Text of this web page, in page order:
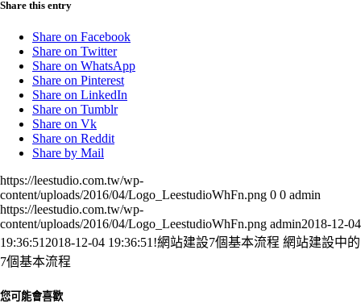
Share this entry
Share on Facebook
Share on Twitter
Share on WhatsApp
Share on Pinterest
Share on LinkedIn
Share on Tumblr
Share on Vk
Share on Reddit
Share by Mail
https://leestudio.com.tw/wp-
content/uploads/2016/04/Logo_LeestudioWhFn.png 0 0 admin
https://leestudio.com.tw/wp-
content/uploads/2016/04/Logo_LeestudioWhFn.png admin2018-12-04
19:36:51 2018-12-04 19:36:51 !網站建設7個基本流程 網站建設中的
7個基本流程
您可能會喜歡